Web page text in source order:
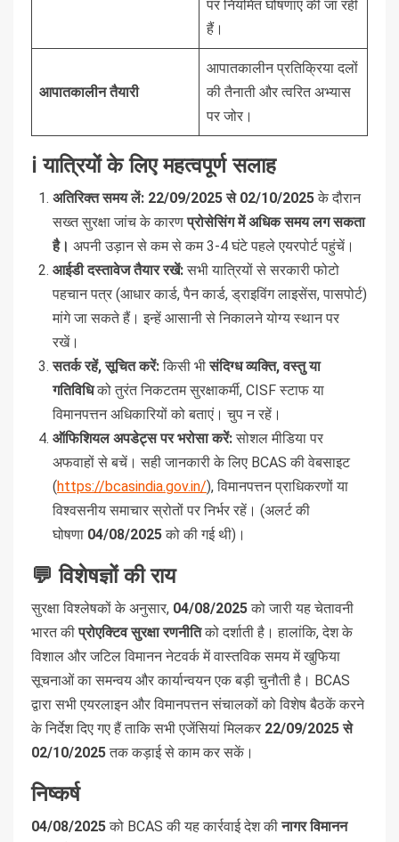
पर नियमित घोषणाएं की जा रही
हैं।
आपातकालीन तैयारी
आपातकालीन प्रतिक्रिया दलों
की तैनाती और त्वरित अभ्यास
पर जोर।
ℹ️ यात्रियों के लिए महत्वपूर्ण सलाह
अतिरिक्त समय लें: 22/09/2025 से 02/10/2025के दौरान
सख्त सुरक्षा जांच के कारणप्रोसेसिंग में अधिक समय लग सकता
है। अपनी उड़ान से कम से कम 3-4 घंटे पहले एयरपोर्ट पहुंचें।
आईडी दस्तावेज तैयार रखें:सभी यात्रियों से सरकारी फोटो
पहचान पत्र (आधार कार्ड, पैन कार्ड, ड्राइविंग लाइसेंस, पासपोर्ट)
मांगे जा सकते हैं। इन्हें आसानी से निकालने योग्य स्थान पर
रखें।
सतर्क रहें, सूचित करें:किसी भीसंदिग्ध व्यक्ति, वस्तु या
गतिविधिको तुरंत निकटतम सुरक्षाकर्मी, CISF स्टाफ या
विमानपत्तन अधिकारियों को बताएं। चुप न रहें।
ऑफिशियल अपडेट्स पर भरोसा करें:सोशल मीडिया पर
अफवाहों से बचें। सही जानकारी के लिए BCAS की वेबसाइट
(https://bcasindia.gov.in/), विमानपत्तन प्राधिकरणों या
विश्वसनीय समाचार स्रोतों पर निर्भर रहें। (अलर्ट की
घोषणा 04/08/2025को की गई थी)।
💬 विशेषज्ञों की राय
सुरक्षा विश्लेषकों के अनुसार, 04/08/2025को जारी यह चेतावनी
भारत कीप्रोएक्टिव सुरक्षा रणनीतिको दर्शाती है। हालांकि, देश के
विशाल और जटिल विमानन नेटवर्क में वास्तविक समय में खुफिया
सूचनाओं का समन्वय और कार्यान्वयन एक बड़ी चुनौती है। BCAS
द्वारा सभी एयरलाइन और विमानपत्तन संचालकों को विशेष बैठकें करने
के निर्देश दिए गए हैं ताकि सभी एजेंसियां मिलकर 22/09/2025 से
02/10/2025तक कड़ाई से काम कर सकें।
निष्कर्ष
04/08/2025को BCAS की यह कार्रवाई देश कीनागर विमानन